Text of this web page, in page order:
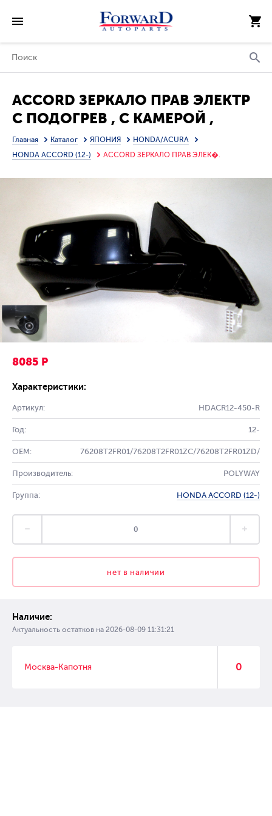
ACCORD ЗЕРКАЛО ПРАВ ЭЛЕКТР
С ПОДОГРЕВ , С КАМЕРОЙ ,
УК.ПОВОР БЕЗ АВТОСКЛАДЫВ
(POLYWAY) (ТАЙВАНЬ)
Главная Каталог ЯПОНИЯ
HONDA/ACURA
HONDA ACCORD (12-)
ACCORD ЗЕРКАЛО ПРАВ ЭЛЕК�.
8085 Р
Характеристики:
Артикул: HDACR12-450-R
Год: 12-
OEM: 76208T2FR01/76208T2FR01ZC/76208T2FR01ZD/
Производитель: POLYWAY
Группа: HONDA ACCORD (12-)
нет в наличии
Наличие:
Актуальность остатков на 2026-08-09 11:31:21
Москва-Капотня 0